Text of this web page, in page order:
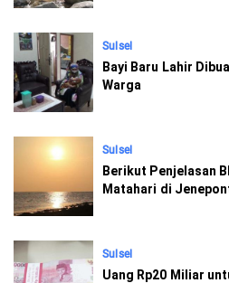
Sulsel
Bayi Baru Lahir
Warga
Sulsel
Berikut Penjelasan
Matahari di
Sulsel
Uang Rp20 Miliar